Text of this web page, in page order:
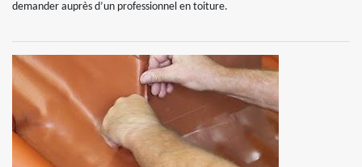
demander auprès d’un professionnel en toiture.